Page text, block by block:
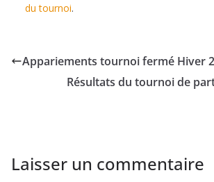
du tournoi.
Appariements tournoi fermé Hiver
Résultats du tournoi de
Laisser un commentaire